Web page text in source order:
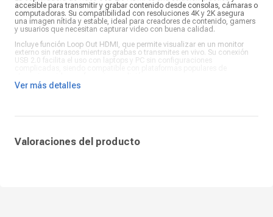
accesible para transmitir y grabar contenido desde consolas, cámaras o
computadoras. Su compatibilidad con resoluciones 4K y 2K asegura
una imagen nítida y estable, ideal para creadores de contenido, gamers
y usuarios que necesitan capturar video con buena calidad.
Incluye función Loop Out HDMI, que permite visualizar en un monitor
externo sin retrasos mientras grabas o transmites en vivo. Su conexión
USB 2.0 facilita el uso con laptops y PC sin configuraciones
transmisiones en redes sociales y plataformas de streaming.
Ver más detalles
Valoraciones del producto